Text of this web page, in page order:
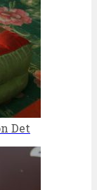
Det